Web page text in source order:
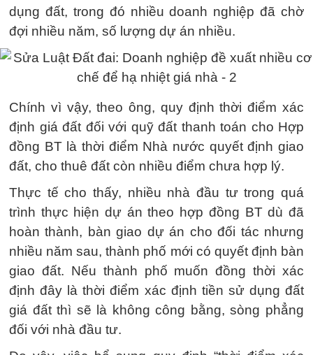
dụng đất, trong đó nhiều doanh nghiệp đã chờ
đợi nhiều năm, số lượng dự án nhiều.
Chính vì vậy, theo ông, quy định thời điểm xác
định giá đất đối với quỹ đất thanh toán cho Hợp
đồng BT là thời điểm Nhà nước quyết định giao
đất, cho thuê đất còn nhiều điểm chưa hợp lý.
Thực tế cho thấy, nhiều nhà đầu tư trong quá
trình thực hiện dự án theo hợp đồng BT dù đã
hoàn thành, bàn giao dự án cho đối tác nhưng
nhiều năm sau, thành phố mới có quyết định bàn
giao đất. Nếu thành phố muốn đồng thời xác
định đây là thời điểm xác định tiền sử dụng đất
giá đất thì sẽ là không công bằng, sòng phẳng
đối với nhà đầu tư.